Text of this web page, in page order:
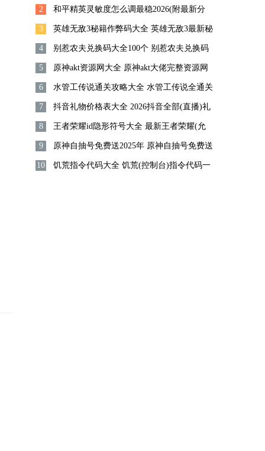
完整详细攻略
2 和平精英灵敏度怎么调最稳2026(附最新分
享码) 不求人吃鸡灵敏度设置方法分享官方
公认最强
3 英雄无敌3秘籍作弊码大全 英雄无敌3最新秘
籍作弊码指令汇总
4 别惹农夫兑换码大全100个 别惹农夫兑换码
(最新版)扭蛋机无限金币永久兑换码2025
5 原神akt资源网大全 原神akt大佬完整资源网
全新链接(自取)
6 水管工传说通关攻略大全 水管工传说全通关
解锁攻略(图片)
7 抖音礼物价格表大全 2026抖音全部(直播)礼
物价格表明细最新
8 王者荣耀id隐形符号大全 最新王者荣耀(允
许的)id特殊符号空白代码大全
9 原神自抽号免费送2025年 原神自抽号免费送
(可登录)真的土豪帐号密码
10 饥荒指令代码大全 饥荒(控制台)指令代码一